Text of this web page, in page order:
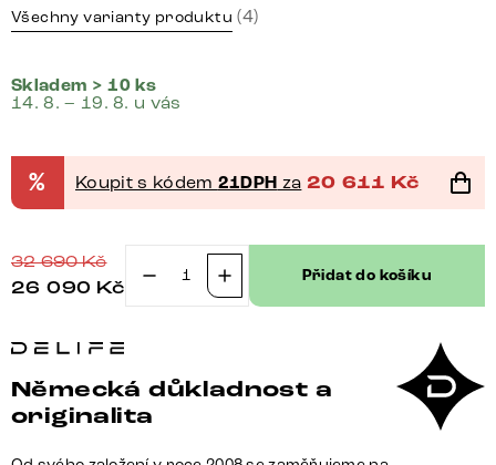
Všechny varianty produktu (4)
Skladem > 10 ks
14. 8. – 19. 8. u vás
% Koupit s kódem 21DPH za 20 611 Kč
32 690Kč
26 090 Kč
cm
akácie
přírodní
Přidat do košíku
Německá důkladnost a
originalita